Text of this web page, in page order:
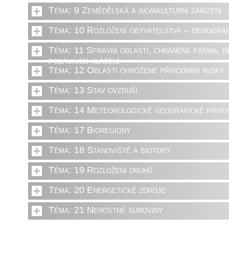
Téma: 9 Zemědělská a akvakulturní zařízení
Téma: 10 Rozložení obyvatelstva –
Téma: 11 Správní oblasti, chráněná pásma,
podávající hlášení
Téma: 12 Oblasti ohrožené přírodními riziky
Téma: 13 Stav ovzduší
Téma: 14 Meteorologické geografické prvky
Téma: 17 Bioregiony
Téma: 18 Stanoviště a biotopy
Téma: 19 Rozložení druhů
Téma: 20 Energetické zdroje
Téma: 21 Nerostné suroviny